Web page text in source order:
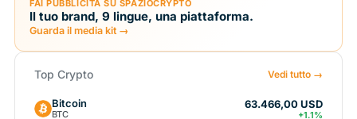
FAI PUBBLICITÀ SU SPAZIOCRYPTO
Il tuo brand, 9 lingue, una piattaforma.
Guarda il media kit →
Top Crypto Vedi tutto →
Bitcoin
BTC
63.466,00 USD
+1.1%